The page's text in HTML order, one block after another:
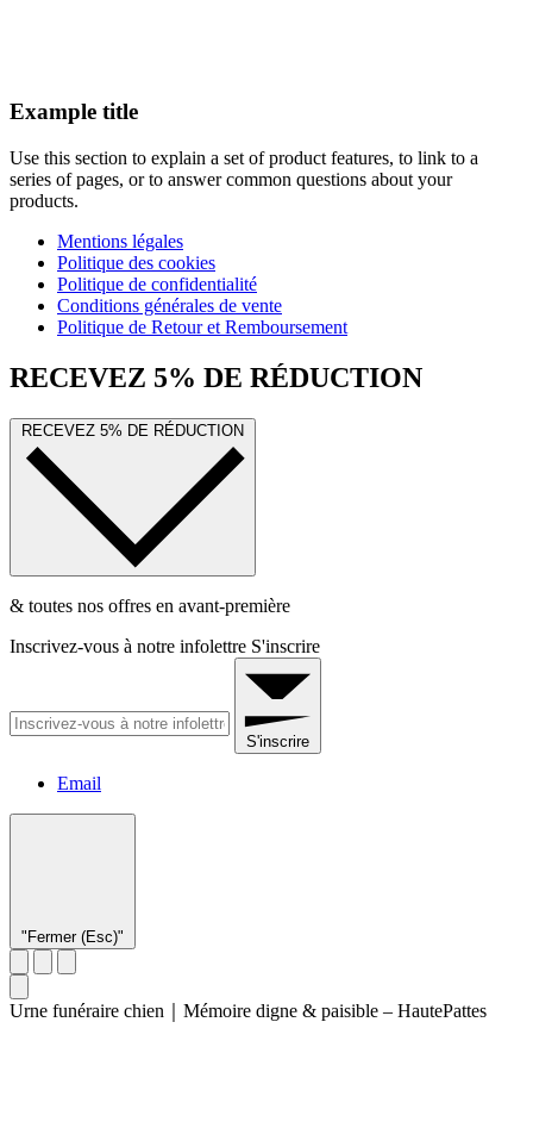
Example title
Use this section to explain a set of product features, to link to a
series of pages, or to answer common questions about your
products.
Mentions légales
Politique des cookies
Politique de confidentialité
Conditions générales de vente
Politique de Retour et Remboursement
RECEVEZ 5% DE RÉDUCTION
RECEVEZ 5% DE RÉDUCTION
& toutes nos offres en avant-première
Inscrivez-vous à notre infolettre S'inscrire
S'inscrire
Email
"Fermer (Esc)"
Urne funéraire chien｜Mémoire digne & paisible – HautePattes